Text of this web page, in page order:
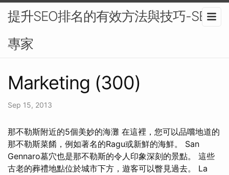
提升SEO排名的有效方法與技巧-SEO
專家
Marketing (300)
Sep 15, 2013
那不勒斯附近的5個美妙的海灘 在這裡，您可以品嚐地道的
那不勒斯菜餚，例如著名的Ragu或新鮮的海鮮。 San
Gennaro墓穴也是那不勒斯的令人印​​象深刻的景點。 這些
古老的葬禮地點位於城市下方，遊客可以瞥見過去。 La